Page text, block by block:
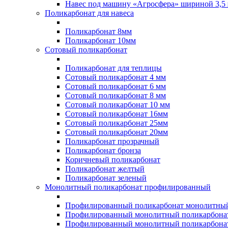
Навес под машину «Агросфера» шириной 3,5
Поликарбонат для навеса
Поликарбонат 8мм
Поликарбонат 10мм
Сотовый поликарбонат
Поликарбонат для теплицы
Сотовый поликарбонат 4 мм
Сотовый поликарбонат 6 мм
Сотовый поликарбонат 8 мм
Сотовый поликарбонат 10 мм
Сотовый поликарбонат 16мм
Сотовый поликарбонат 25мм
Сотовый поликарбонат 20мм
Поликарбонат прозрачный
Поликарбонат бронза
Коричневый поликарбонат
Поликарбонат желтый
Поликарбонат зеленый
Монолитный поликарбонат профилированный
Профилированный поликарбонат
Профилированный монолитный
Профилированный монолитный